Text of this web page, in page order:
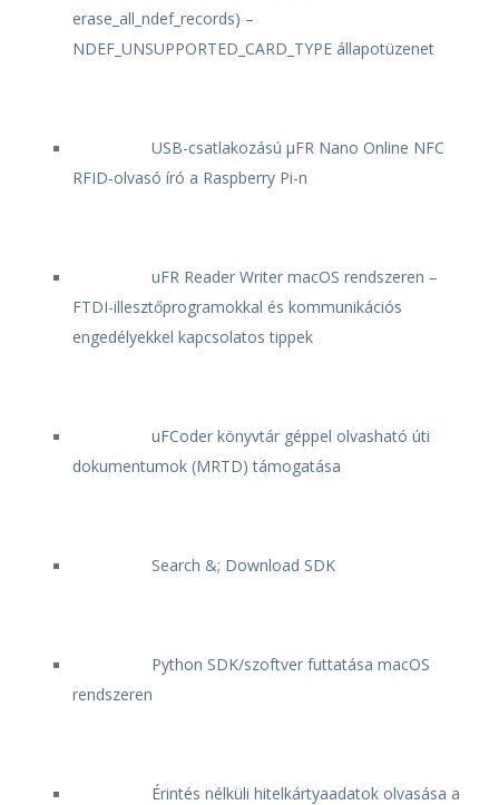
erase_all_ndef_records) –
NDEF_UNSUPPORTED_CARD_TYPE állapotüzenet
USB-csatlakozású μFR Nano Online NFC
RFID-olvasó író a Raspberry Pi-n
uFR Reader Writer macOS rendszeren –
FTDI-illesztőprogramokkal és kommunikációs
engedélyekkel kapcsolatos tippek
uFCoder könyvtár géppel olvasható úti
dokumentumok (MRTD) támogatása
Search &; Download SDK
Python SDK/szoftver futtatása macOS
rendszeren
Érintés nélküli hitelkártyaadatok olvasása a